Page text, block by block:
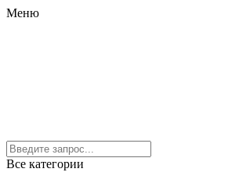
Меню
Все категории